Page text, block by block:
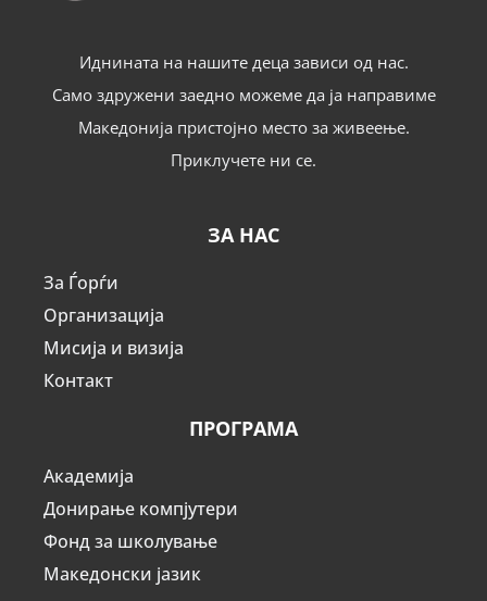
Иднината на нашите деца зависи од нас.
Само здружени заедно можеме да ја направиме
Македонија пристојно место за живеење.
Приклучете ни се.
ЗА НАС
За Ѓорѓи
Организација
Мисија и визија
Контакт
ПРОГРАМА
Академија
Донирање компјутери
Фонд за школување
Македонски јазик